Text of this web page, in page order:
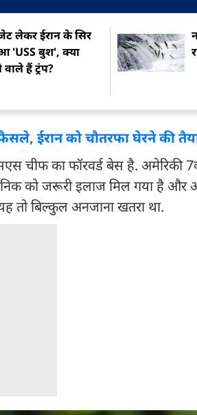
लेकर ईरान के सिर
'USS बुश', क्या
हैं ट्रंप?
ईरान को चौतरफा घेरने की
चीफ का फॉरवर्ड बेस है. अमेरिकी
को जरूरी इलाज मिल गया है और
तो बिल्कुल अनजाना खतरा था.